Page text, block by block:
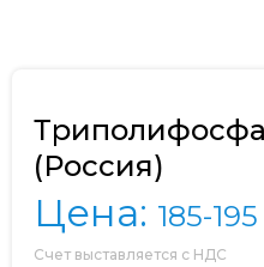
(Россия)
Цена: 185-195
Счет выставляется с НДС